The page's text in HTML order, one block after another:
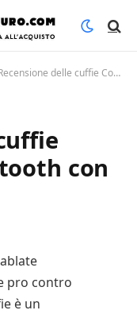
delle cuffie Corsair HS70 Bluetooth con filo
con
pro contro
è un